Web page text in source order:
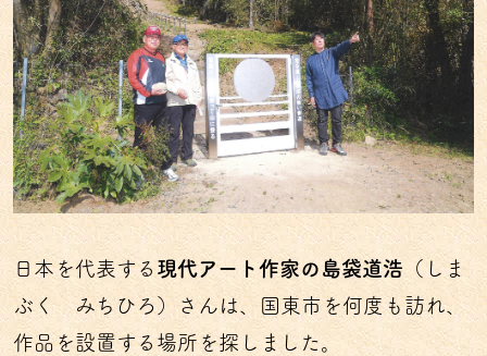
日本を代表する 現代アート作家の島袋道浩 （しま
ぶく みちひろ）さんは、国東市を何度も訪れ、
作品を設置する場所を探しました。